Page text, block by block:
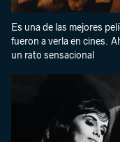
Es una de las mejores
fueron a verla en cines.
un rato sensacional